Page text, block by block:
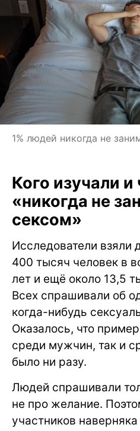
1% людей никогда не
Кого изучали и
«никогда не
сексом»
Исследователи взяли
400 тысяч человек в
лет и ещё около 13,5
Всех спрашивали об
когда-нибудь
Оказалось, что
среди мужчин, так и
было ни разу.
Людей спрашивали
не про желание.
участников